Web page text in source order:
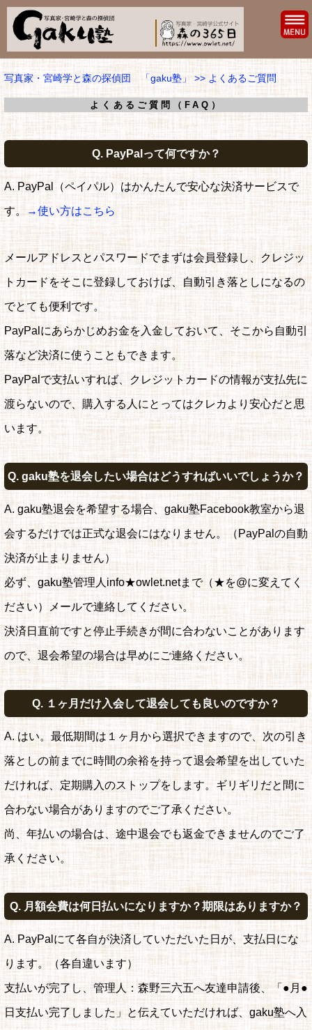
写真家・宮崎学と森の探偵団 「gaku塾」 >> よくあるご質問
よくあるご質問（FAQ）
Q. PayPalって何ですか？
A. PayPal（ペイパル）はかんたんで安心な決済サービスで
す。 →使い方はこちら
メールアドレスとパスワードでまずは会員登録し、クレジッ
トカードをそこに登録しておけば、自動引き落としになるの
でとても便利です。
PayPalにあらかじめお金を入金しておいて、そこから自動引
落など決済に使うこともできます。
PayPalで支払いすれば、クレジットカードの情報が支払先に
渡らないので、購入する人にとってはクレカより安心だと思
います。
Q. gaku塾を退会したい場合はどうすればいいでしょうか？
A. gaku塾退会を希望する場合、gaku塾Facebook教室から退
会するだけでは正式な退会にはなりません。（PayPalの自動
決済が止まりません）
必ず、gaku塾管理人info★owlet.netまで（★を@に変えてく
ださい）メールで連絡してください。
決済日直前ですと停止手続きが間に合わないことがあります
ので、退会希望の場合は早めにご連絡ください。
Q. １ヶ月だけ入会して退会しても良いのですか？
A. はい。最低期間は１ヶ月から選択できますので、次の引き
落としの前までに時間の余裕を持って退会希望を出していた
だければ、定期購入のストップをします。ギリギリだと間に
合わない場合がありますのでご了承ください。
尚、年払いの場合は、途中退会でも返金できませんのでご了
承ください。
Q. 月額会費は何日払いになりますか？期限はありますか？
A. PayPalにて各自が決済していただいた日が、支払日にな
ります。（各自違います）
支払いが完了し、管理人：森野三六五へ友達申請後、「●月●
日支払い完了しました」と伝えていただければ、gaku塾へ入